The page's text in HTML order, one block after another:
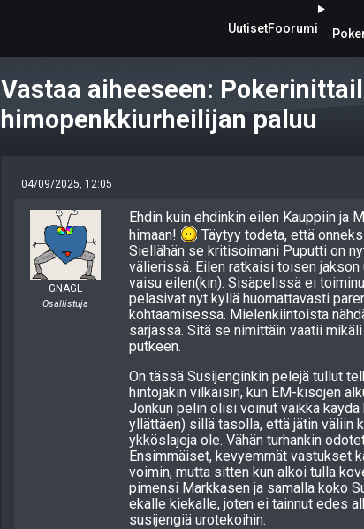
UutisetFoorumi
Vastaa aiheeseen:
himopenkkiurheilijan paluu
04/09/2025, 12:05
GNAGL
Osallistuja
Ehdin kuin ehdinkin eilen Kauppiin ja
himaan!
Täytyy todeta, että
Siellähän se kritisoimani Puputti on
välierissä. Eilen ratkaisi toisen jakson
vaisu eilen(kin). Sisäpelissä ei
pelasivat nyt kyllä huomattavasti
kohtaamisessa. Mielenkiintoista
sarjassa. Sitä se nimittäin vaatii
putkeen.
On tässä Susijenginkin pelejä tullut
hintojakin vilkaisin, kun EM-kisojen
Jonkun pelin olisi voinut vaikka
yllättäen) sillä tasolla, että jätin väliin
ykköslajeja ole. Vähän turhankin
Ensimmäiset, kevyemmät vastukset
voimin, mutta sitten kun alkoi tulla
pimensi Markkasen ja samalla koko
ekalle kiekalle, joten ei tainnut edes
susijengiä urotekoihin.